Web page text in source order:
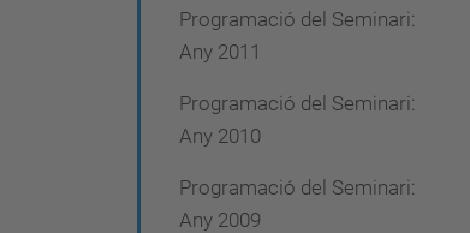
Programació del Seminari:
Any 2011
Programació del Seminari:
Any 2010
Programació del Seminari:
Any 2009